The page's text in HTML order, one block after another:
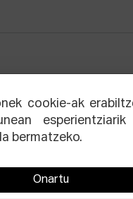
cookie-ak
esperientziarik
bermatzeko.
Onartu